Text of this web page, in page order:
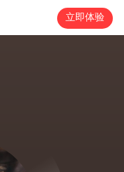
立即体验